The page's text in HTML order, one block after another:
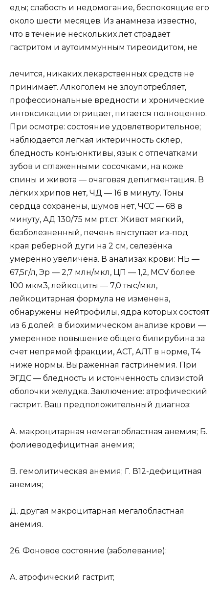
еды; слабость и недомогание, беспокоящие его
около шести месяцев. Из анамнеза известно,
что в течение нескольких лет страдает
гастритом и аутоиммунным тиреоидитом, не
лечится, никаких лекарственных средств не
принимает. Алкоголем не злоупотребляет,
профессиональные вредности и хронические
интоксикации отрицает, питается полноценно.
При осмотре: состояние удовлетворительное;
наблюдается легкая иктеричность склер,
бледность конъюнктивы, язык с отпечатками
зубов и сглаженными сосочками, на коже
спины и живота — очаговая депигментация. В
лёгких хрипов нет, ЧД — 16 в минуту. Тоны
сердца сохранены, шумов нет, ЧСС — 68 в
минуту, АД 130/75 мм рт.ст. Живот мягкий,
безболезненный, печень выступает из-под
края реберной дуги на 2 см, селезёнка
умеренно увеличена. В анализах крови: НЬ —
67,5г/л, Эр — 2,7 млн/мкл, ЦП — 1,2, MCV более
100 мкм3, лейкоциты — 7,0 тыс/мкл,
лейкоцитарная формула не изменена,
обнаружены нейтрофилы, ядра которых состоят
из 6 долей; в биохимическом анализе крови —
умеренное повышение общего билирубина за
счет непрямой фракции, АСТ, АЛТ в норме, Т4
ниже нормы. Выраженная гастринемия. При
ЭГДС — бледность и истонченность слизистой
оболочки желудка. Заключение: атрофический
гастрит. Ваш предположительный диагноз:
A. макроцитарная немегалобластная анемия; Б.
фолиеводефицитная анемия;
B. гемолитическая анемия; Г. В12-дефицитная
анемия;
Д. другая макроцитарная мегалобластная
анемия.
26. Фоновое состояние (заболевание):
A. атрофический гастрит;